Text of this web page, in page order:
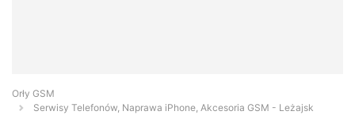
Orły GSM
Serwisy Telefonów, Naprawa iPhone, Akcesoria GSM - Leżajsk